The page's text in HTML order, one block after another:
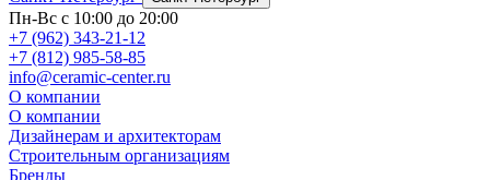
Пн-Вс с 10:00 до 20:00
+7 (962) 343-21-12
+7 (812) 985-58-85
info@ceramic-center.ru
О компании
О компании
Дизайнерам и архитекторам
Строительным организациям
Бренды